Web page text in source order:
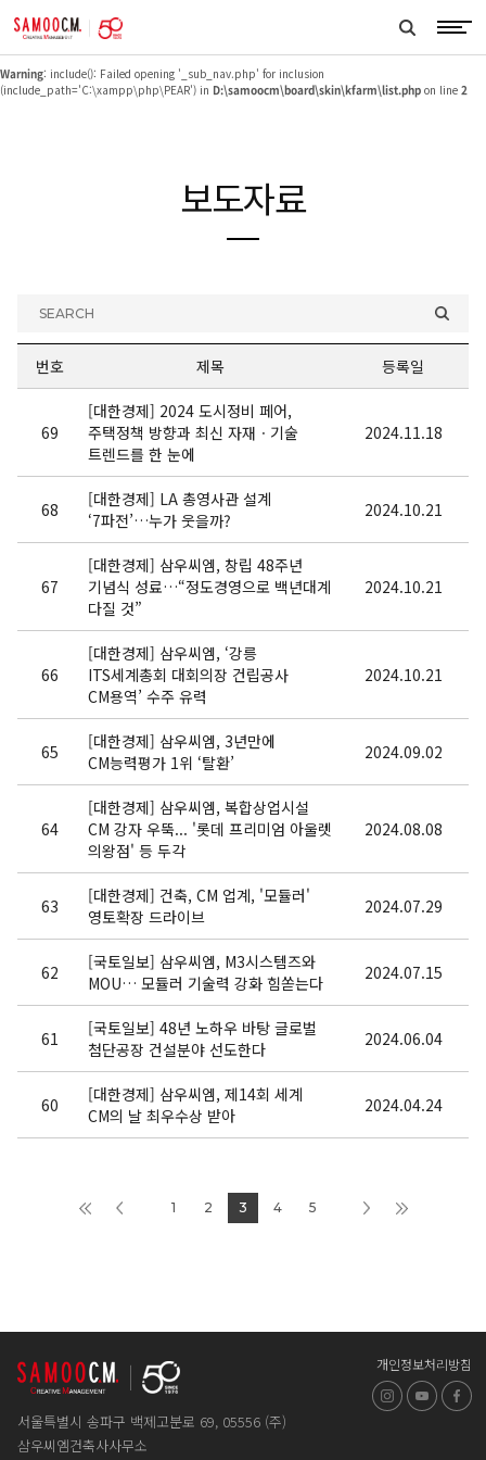
samoocm
search
Warning : include(_sub_nav.php): failed to open stream: No such file or directory in
D:\samoocm\board\skin\kfarm\list.php
Warning: include(): Failed opening '_sub_nav.php' for inclusion
(include_path='C:\xampp\php\PEAR') in D:\samoocm\board\skin\kfarm\list.php on line 2
보도자료
SEARCH
번호 제목 등록일
69
[대한경제] 2024 도시정비 페어,
주택정책 방향과 최신 자재ㆍ기술
트렌드를 한 눈에
2024.11.18
68
[대한경제] LA 총영사관 설계
‘7파전’…누가 웃을까?
2024.10.21
67
[대한경제] 삼우씨엠, 창립 48주년
기념식 성료…“정도경영으로 백년대계
다질 것”
2024.10.21
66
[대한경제] 삼우씨엠, ‘강릉
ITS세계총회 대회의장 건립공사
CM용역’ 수주 유력
2024.10.21
65
[대한경제] 삼우씨엠, 3년만에
CM능력평가 1위 ‘탈환’
2024.09.02
64
[대한경제] 삼우씨엠, 복합상업시설
CM 강자 우뚝... '롯데 프리미엄 아울렛
의왕점' 등 두각
2024.08.08
63
[대한경제] 건축, CM 업계, '모듈러'
영토확장 드라이브
2024.07.29
62
[국토일보] 삼우씨엠, M3시스템즈와
MOU… 모듈러 기술력 강화 힘쏟는다
2024.07.15
61
[국토일보] 48년 노하우 바탕 글로벌
첨단공장 건설분야 선도한다
2024.06.04
60
[대한경제] 삼우씨엠, 제14회 세계
CM의 날 최우수상 받아
2024.04.24
1 2 3 4 5
서울특별시 송파구 백제고분로 69, 05556 (주)
삼우씨엠건축사사무소
개인정보처리방침
인스타그램
유튜브페